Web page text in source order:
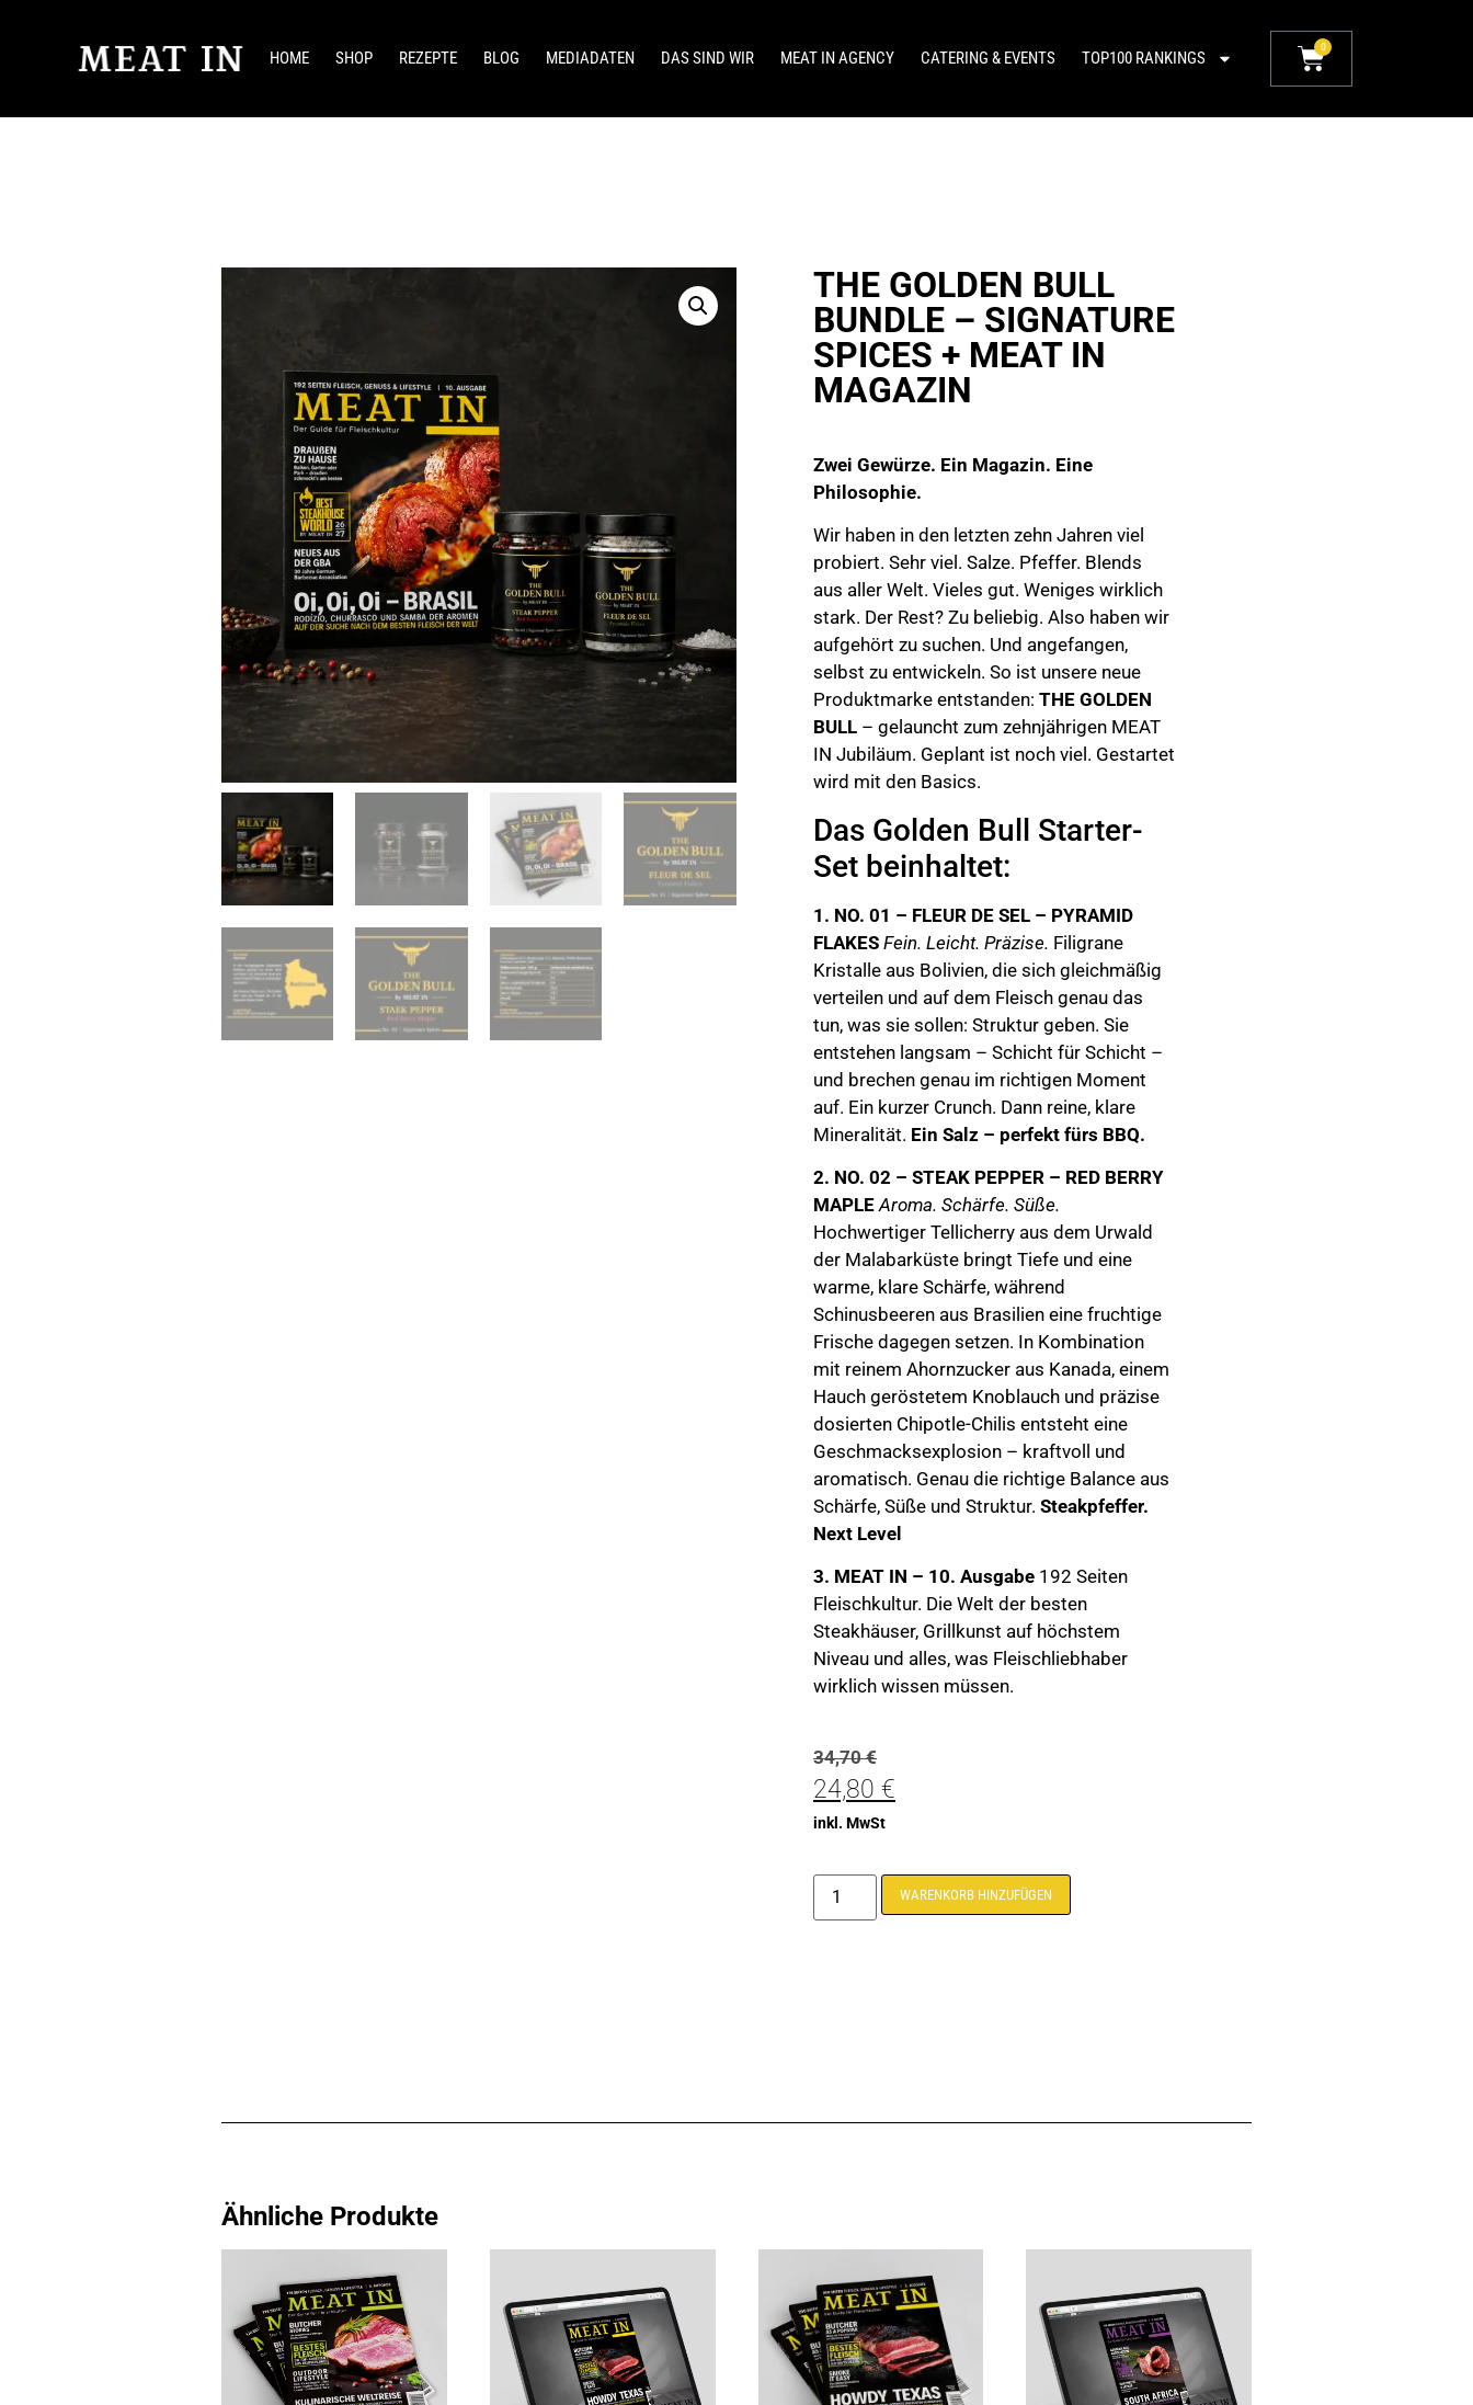
HOME SHOP REZEPTE BLOG MEDIADATEN DAS SIND WIR MEAT IN AGENCY CATERING & EVENTS TOP100 RANKINGS
0
THE GOLDEN BULL
BUNDLE – SIGNATURE
SPICES + MEAT IN
MAGAZIN
Zwei Gewürze. Ein Magazin. Eine
Philosophie.
Wir haben in den letzten zehn Jahren viel
probiert. Sehr viel. Salze. Pfeffer. Blends
aus aller Welt. Vieles gut. Weniges wirklich
stark. Der Rest? Zu beliebig. Also haben wir
aufgehört zu suchen. Und angefangen,
selbst zu entwickeln. So ist unsere neue
Produktmarke entstanden: THE GOLDEN
BULL – gelauncht zum zehnjährigen MEAT
IN Jubiläum. Geplant ist noch viel. Gestartet
wird mit den Basics.
Das Golden Bull Starter-
Set beinhaltet:
1. NO. 01 – FLEUR DE SEL – PYRAMID
FLAKES Fein. Leicht. Präzise. Filigrane
Kristalle aus Bolivien, die sich gleichmäßig
verteilen und auf dem Fleisch genau das
tun, was sie sollen: Struktur geben. Sie
entstehen langsam – Schicht für Schicht –
und brechen genau im richtigen Moment
auf. Ein kurzer Crunch. Dann reine, klare
Mineralität. Ein Salz – perfekt fürs BBQ.
2. NO. 02 – STEAK PEPPER – RED BERRY
MAPLE Aroma. Schärfe. Süße.
Hochwertiger Tellicherry aus dem Urwald
der Malabarküste bringt Tiefe und eine
warme, klare Schärfe, während
Schinusbeeren aus Brasilien eine fruchtige
Frische dagegen setzen. In Kombination
mit reinem Ahornzucker aus Kanada, einem
Hauch geröstetem Knoblauch und präzise
dosierten Chipotle-Chilis entsteht eine
Geschmacksexplosion – kraftvoll und
aromatisch. Genau die richtige Balance aus
Schärfe, Süße und Struktur. Steakpfeffer.
Next Level
3. MEAT IN – 10. Ausgabe 192 Seiten
Fleischkultur. Die Welt der besten
Steakhäuser, Grillkunst auf höchstem
Niveau und alles, was Fleischliebhaber
wirklich wissen müssen.
34,70€
24,80 €
inkl. MwSt
WARENKORB HINZUFÜGEN
Ähnliche Produkte